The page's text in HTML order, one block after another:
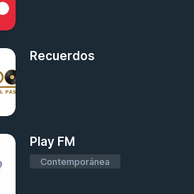
Recuerdos
Play FM
Contemporánea